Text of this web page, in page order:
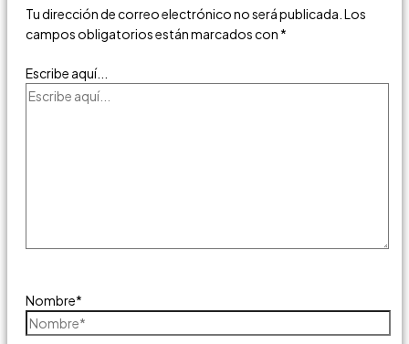
Tu dirección de correo electrónico no será publicada. Los
campos obligatorios están marcados con *
Escribe aquí...
Nombre*